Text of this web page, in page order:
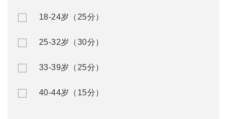
18-24岁（25分）
25-32岁（30分）
33-39岁（25分）
40-44岁（15分）